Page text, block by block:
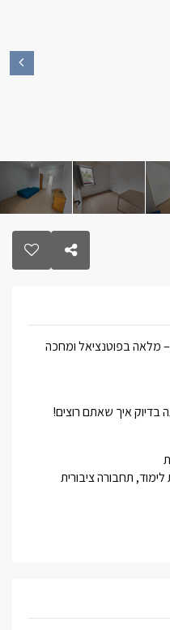
– מלאה בפוטנציאל ומחכה
בדיוק איך שאתם רוצים!
תחבורה ציבורית